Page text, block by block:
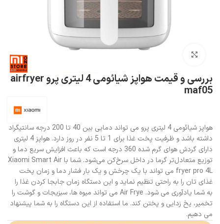
بررسی و قیمت هواپز شیائومی 4 لیتری پرو airfryer
maf05
هواپز شیائومی 4 لیتری پرو می تواند دمایی بین 40 تا 200 درجه سانتیگراد
داشته باشد و ظرفیت پخت غذا برای 1 تا 5 نفر در روز دارد. هواپز 4 لیتری
دارای گردش هوای گرم شده 360 درجه است که باعث افزایش سریع دما و
توزیع متعادل‌تر گرما در داخل سرخ‌کن می‌شود. شما با Xiaomi Smart Air
fryer pro 4L می تواند با یک چرخش و یک بار فشار دما و زمان پخت
غذای تان را به راحتی تنظیم نماید و این دستگاه زمان جابجا کردن غذا را
به شما یادآوری می شود. Air Frye می تواند میوه ها، سبزیجات و گوشت را
تخمیر، یخ زدایی و پختن کند. ما استفاده از این دستگاه را به شما پیشنهاد
می دهیم.